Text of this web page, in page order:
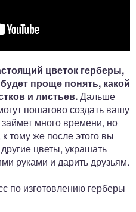
цветок герберы,
проще понять, какой
и листьев.Дальше
пошагово создать вашу
много времени, но
тому же после этого вы
цветы, украшать
руками и дарить друзьям.
по изготовлению герберы